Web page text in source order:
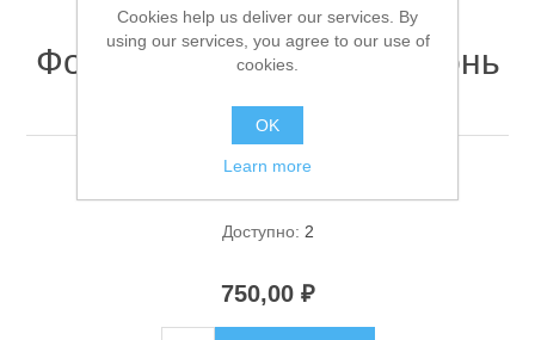
Аксессуары для лодок
Фонарь кемпинговый Огонь
YD-1075
Фонарь кемпинговый Огонь YD-1075
Доступно: 2
750,00 ₽
Cookies help us deliver our services. By
using our services, you agree to our use of
cookies.
OK
Learn more